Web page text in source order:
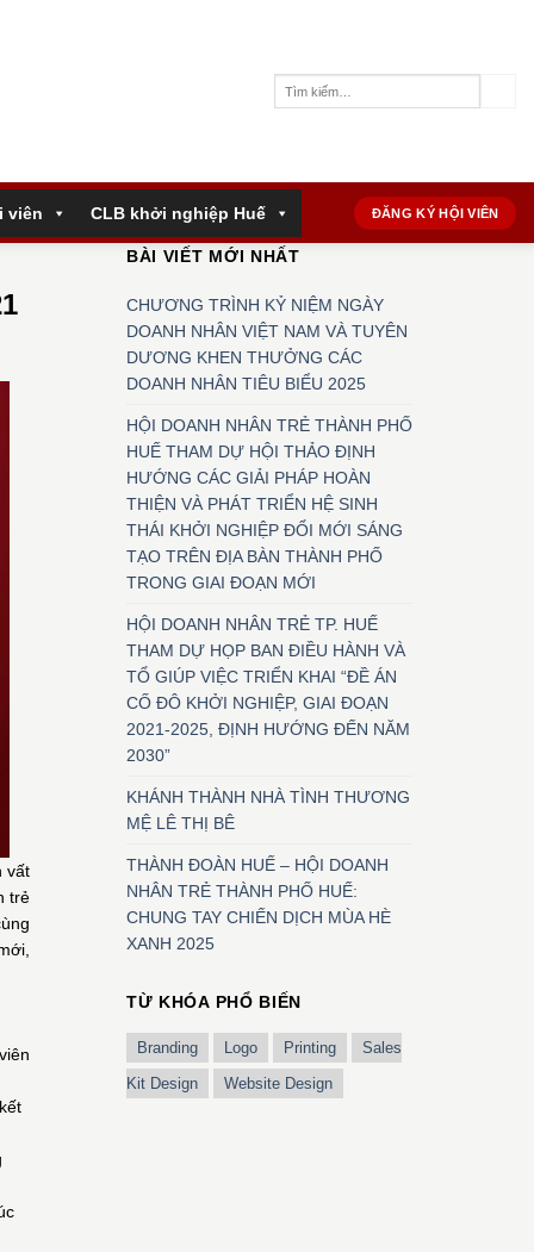
viên CLB khởi nghiệp Huế ĐĂNG KÝ HỘI VIÊN
vất
trẻ
BÀI VIẾT MỚI NHẤT
CHƯƠNG TRÌNH KỶ NIỆM NGÀY
DOANH NHÂN VIỆT NAM VÀ TUYÊN
DƯƠNG KHEN THƯỞNG CÁC
DOANH NHÂN TIÊU BIỂU 2025
HỘI DOANH NHÂN TRẺ THÀNH PHỐ
HUẾ THAM DỰ HỘI THẢO ĐỊNH
HƯỚNG CÁC GIẢI PHÁP HOÀN
THIỆN VÀ PHÁT TRIỂN HỆ SINH
THÁI KHỞI NGHIỆP ĐỔI MỚI SÁNG
TẠO TRÊN ĐỊA BÀN THÀNH PHỐ
TRONG GIAI ĐOẠN MỚI
HỘI DOANH NHÂN TRẺ TP. HUẾ
THAM DỰ HỌP BAN ĐIỀU HÀNH VÀ
TỔ GIÚP VIỆC TRIỂN KHAI “ĐỀ ÁN
CỐ ĐÔ KHỞI NGHIỆP, GIAI ĐOẠN
2021-2025, ĐỊNH HƯỚNG ĐẾN NĂM
2030”
KHÁNH THÀNH NHÀ TÌNH THƯƠNG
MỆ LÊ THỊ BÊ
THÀNH ĐOÀN HUẾ – HỘI DOANH
NHÂN TRẺ THÀNH PHỐ HUẾ:
CHUNG TAY CHIẾN DỊCH MÙA HÈ
XANH 2025
TỪ KHÓA PHỔ BIẾN
Branding Logo Printing
Sales
Kit Design
Website Design